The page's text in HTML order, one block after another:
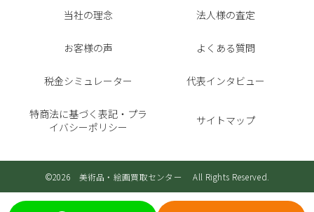
当社の理念 法人様の査定
お客様の声 よくある質問
税金シミュレーター 代表インタビュー
特商法に基づく表記・プラ
イバシーポリシー
サイトマップ
©2026 美術品・絵画買取センター All Rights Reserved.